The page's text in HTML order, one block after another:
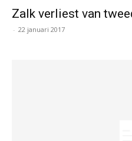
Zalk verliest van
- 22 januari 2017